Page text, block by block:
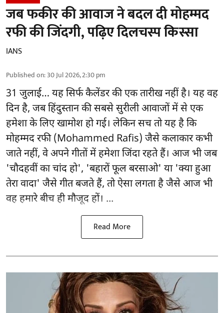
जब फकीर की आवाज ने बदल दी मोहम्मद
रफी की जिंदगी, पढ़िए दिलचस्प किस्सा
IANS
Published on:30 Jul 2026, 2:30 pm
31 जुलाई… यह सिर्फ कैलेंडर की एक तारीख नहीं है। यह वह
दिन है, जब हिंदुस्तान की सबसे सुरीली आवाजों में से एक
हमेशा के लिए खामोश हो गई। लेकिन सच तो यह है कि
मोहम्मद रफी (Mohammed Rafis) जैसे कलाकार कभी
जाते नहीं, वे अपने गीतों में हमेशा जिंदा रहते हैं। आज भी जब
'चौदहवीं का चांद हो', 'बहारों फूल बरसाओ' या 'क्या हुआ
तेरा वादा' जैसे गीत बजते हैं, तो ऐसा लगता है जैसे आज भी
वह हमारे बीच ही मौजूद हों। ...
Read More